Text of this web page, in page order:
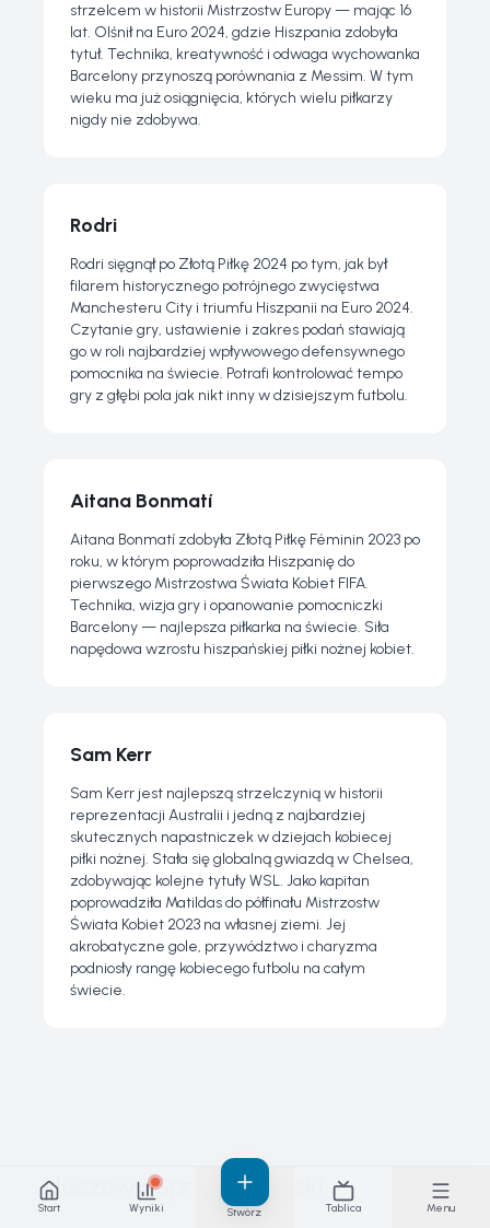
strzelcem w historii Mistrzostw Europy — mając 16
lat. Olśnił na Euro 2024, gdzie Hiszpania zdobyła
tytuł. Technika, kreatywność i odwaga wychowanka
Barcelony przynoszą porównania z Messim. W tym
wieku ma już osiągnięcia, których wielu piłkarzy
nigdy nie zdobywa.
Rodri
Rodri sięgnął po Złotą Piłkę 2024 po tym, jak był
filarem historycznego potrójnego zwycięstwa
Manchesteru City i triumfu Hiszpanii na Euro 2024.
Czytanie gry, ustawienie i zakres podań stawiają
go w roli najbardziej wpływowego defensywnego
pomocnika na świecie. Potrafi kontrolować tempo
gry z głębi pola jak nikt inny w dzisiejszym futbolu.
Aitana Bonmatí
Aitana Bonmatí zdobyła Złotą Piłkę Féminin 2023 po
roku, w którym poprowadziła Hiszpanię do
pierwszego Mistrzostwa Świata Kobiet FIFA.
Technika, wizja gry i opanowanie pomocniczki
Barcelony — najlepsza piłkarka na świecie. Siła
napędowa wzrostu hiszpańskiej piłki nożnej kobiet.
Sam Kerr
Sam Kerr jest najlepszą strzelczynią w historii
reprezentacji Australii i jedną z najbardziej
skutecznych napastniczek w dziejach kobiecej
piłki nożnej. Stała się globalną gwiazdą w Chelsea,
zdobywając kolejne tytuły WSL. Jako kapitan
poprowadziła Matildas do półfinału Mistrzostw
Świata Kobiet 2023 na własnej ziemi. Jej
akrobatyczne gole, przywództwo i charyzma
podniosły rangę kobiecego futbolu na całym
świecie.
kluczowy Sprzęt Piłkarski
Start Wyniki Stwórz Tablica Menu